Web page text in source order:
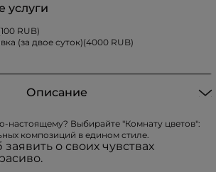
услуги
100 RUB)
(за двое суток)(4000 RUB)
Описание
настоящему? Выбирайте "Комнату цветов":
композиций в едином стиле.
о своих чувствах